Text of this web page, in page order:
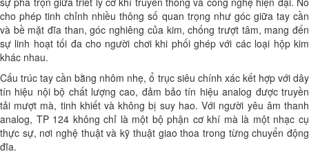
cho phép tinh chỉnh nhiều thông số quan trọng như góc giữa tay cần
và bề mặt đĩa than, góc nghiêng của kim, chống trượt tâm, mang đến
sự linh hoạt tối đa cho người chơi khi phối ghép với các loại hộp kim
khác nhau.
Cấu trúc tay cần bằng nhôm nhẹ, ổ trục siêu chính xác kết hợp với dây
tín hiệu nội bộ chất lượng cao, đảm bảo tín hiệu analog được truyền
tải mượt mà, tinh khiết và không bị suy hao. Với người yêu âm thanh
analog, TP 124 không chỉ là một bộ phận cơ khí mà là một nhạc cụ
thực sự, nơi nghệ thuật và kỹ thuật giao thoa trong từng chuyển động
đĩa.